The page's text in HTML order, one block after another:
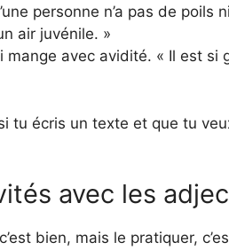
personne n’a pas de poils
air juvénile. »
mange avec avidité. « Il est si
tu écris un texte et que tu
avec les
bien, mais le pratiquer,